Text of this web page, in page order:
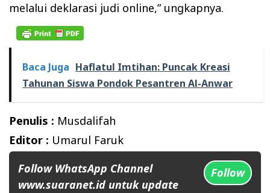
melalui deklarasi judi online,” ungkapnya.
Baca Juga Haflatul Imtihan: Puncak Kreasi
Tahunan Siswa Pondok Pesantren Al-Anwar
Penulis : Musdalifah
Editor : Umarul Faruk
Follow WhatsApp Channel
www.suaranet.id untuk update
Follow